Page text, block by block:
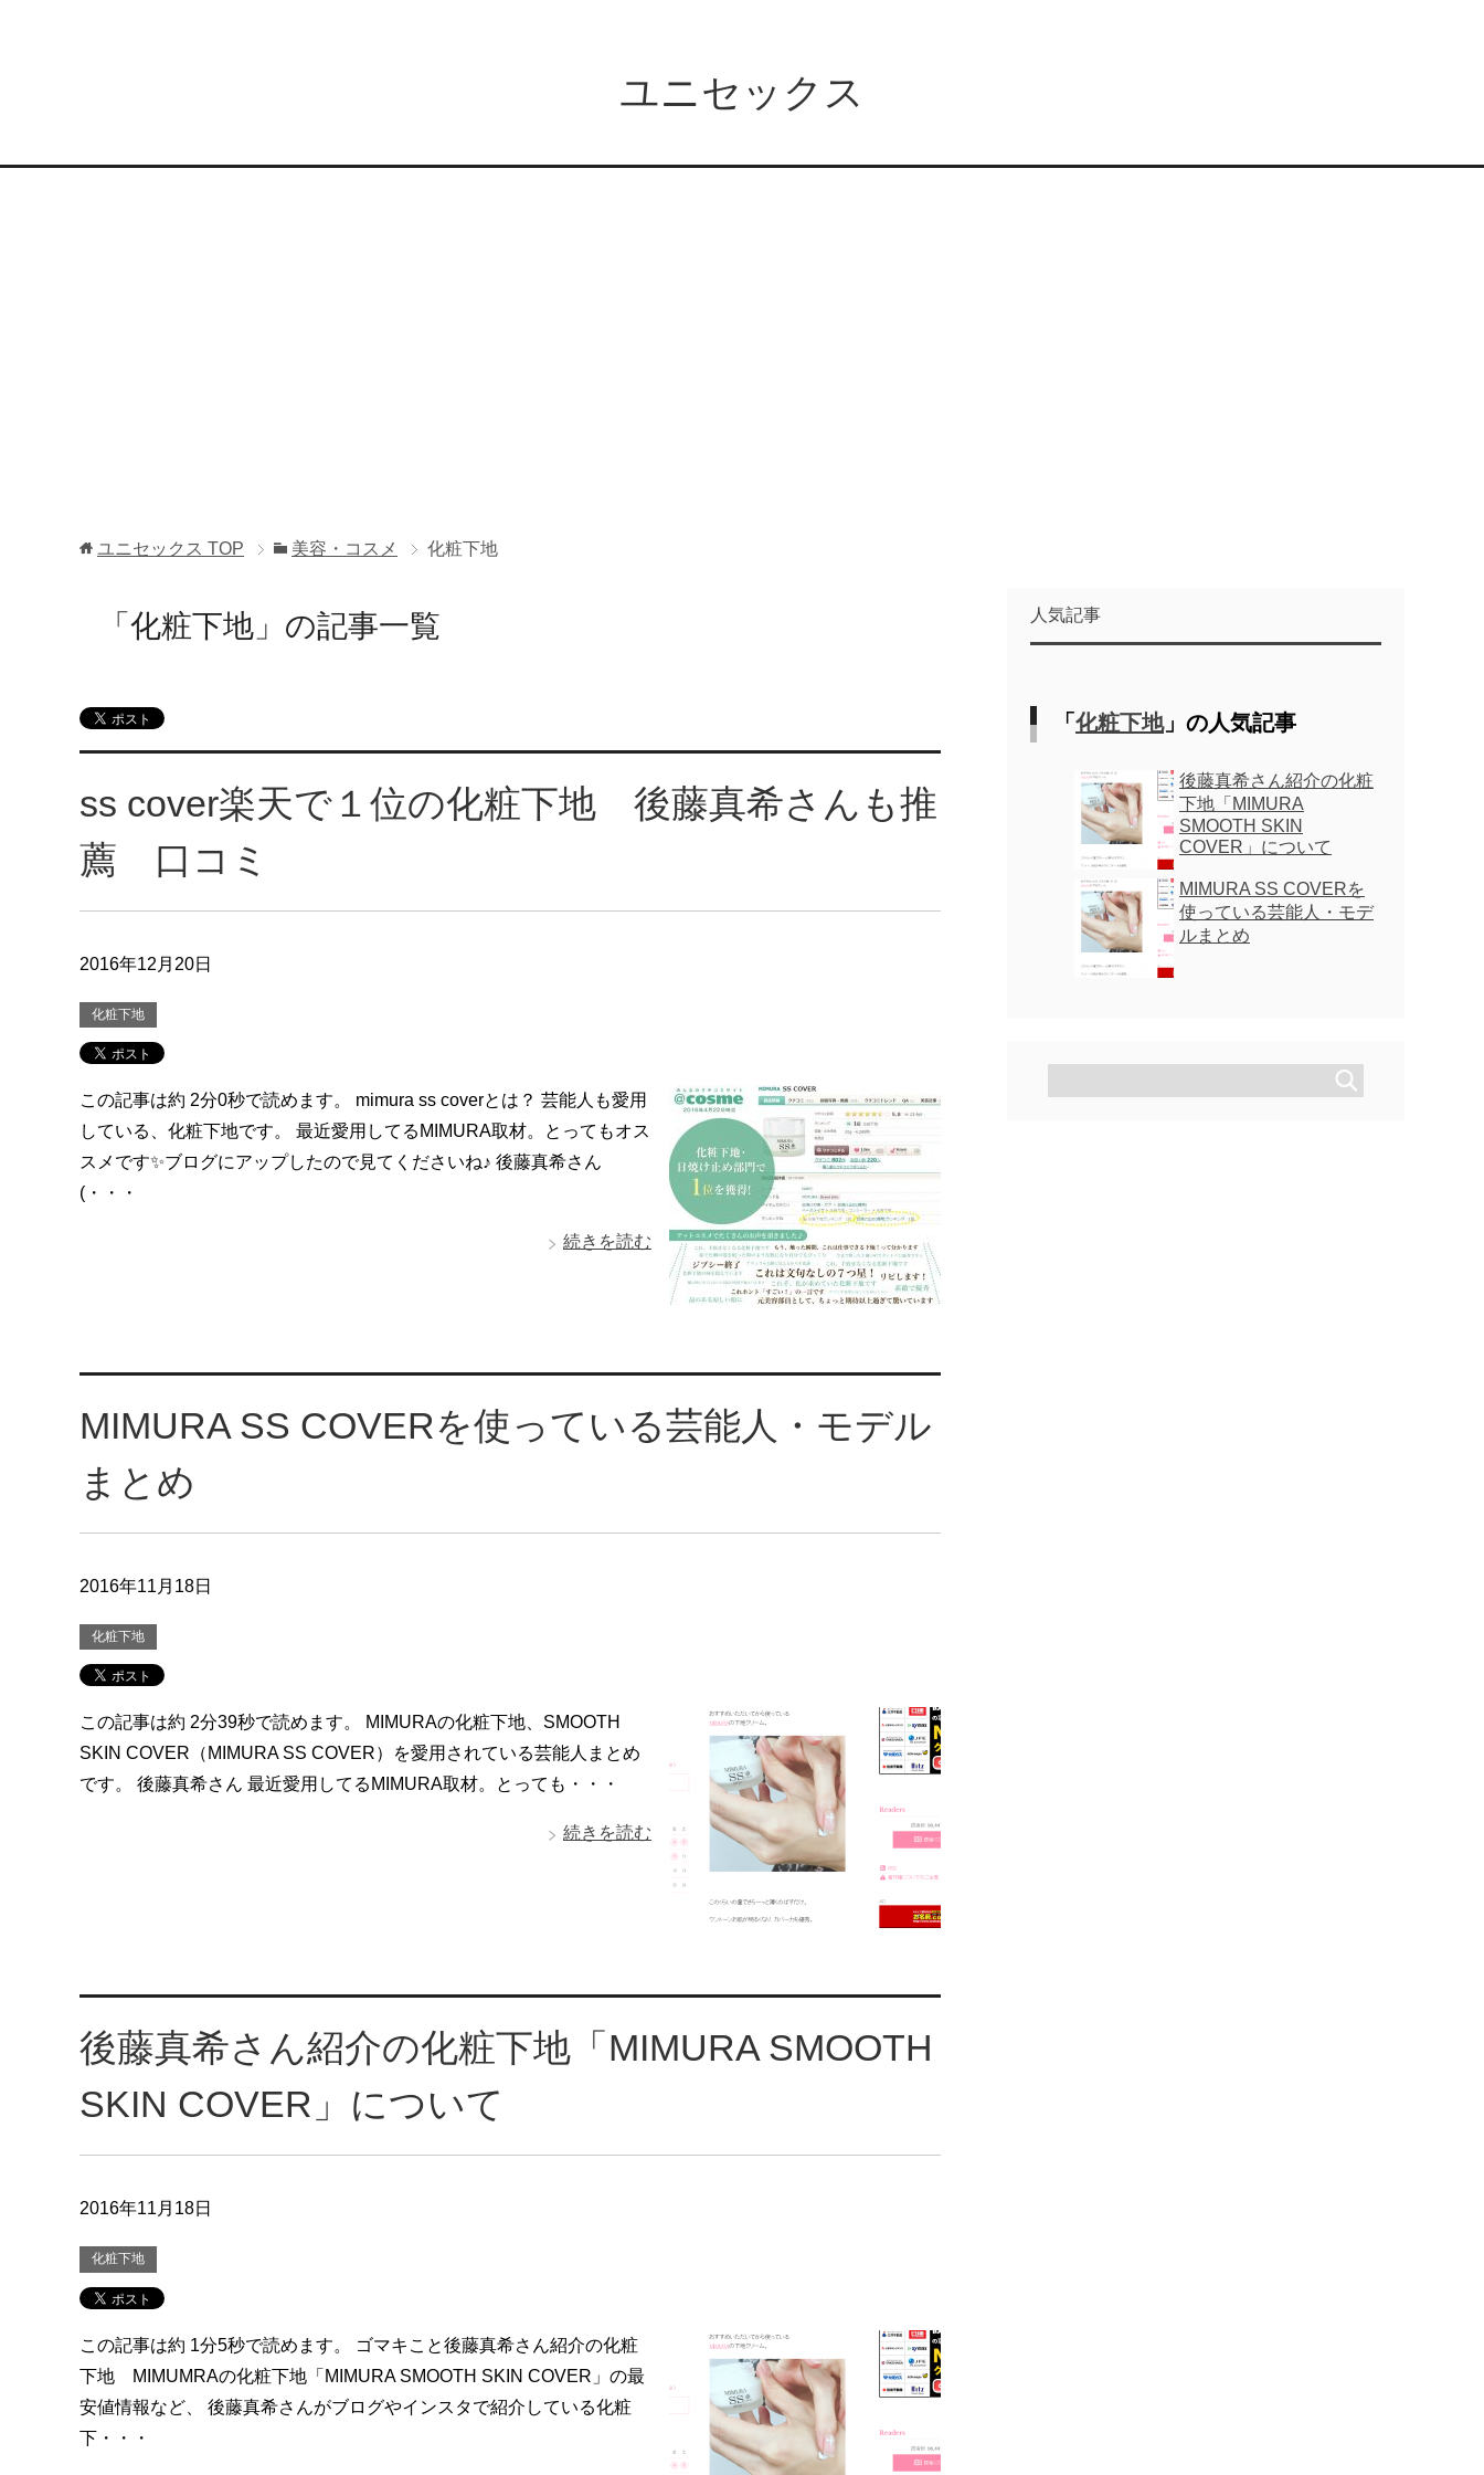
ユニセックス
ユニセックス TOP 美容・コスメ 化粧下地
「化粧下地」の記事一覧
ss cover楽天で１位の化粧下地 後藤真希さんも推
薦 口コミ
2016年12月20日
化粧下地
この記事は約 2分0秒で読めます。 mimura ss coverとは？ 芸能人も愛用
している、化粧下地です。 最近愛用してるMIMURA取材。とってもオス
スメです✨ブログにアップしたので見てくださいね♪ 後藤真希さん
(・・・
続きを読む
MIMURA SS COVERを使っている芸能人・モデル
まとめ
2016年11月18日
化粧下地
この記事は約 2分39秒で読めます。 MIMURAの化粧下地、SMOOTH
SKIN COVER（MIMURA SS COVER）を愛用されている芸能人まとめ
です。 後藤真希さん 最近愛用してるMIMURA取材。とっても・・・
続きを読む
後藤真希さん紹介の化粧下地「MIMURA SMOOTH
SKIN COVER」について
2016年11月18日
化粧下地
この記事は約 1分5秒で読めます。 ゴマキこと後藤真希さん紹介の化粧
下地 MIMUMRAの化粧下地「MIMURA SMOOTH SKIN COVER」の最
安値情報など、 後藤真希さんがブログやインスタで紹介している化粧
下・・・
人気記事
「 化粧下地」の人気記事
後藤真希さん紹介の化粧
下地「MIMURA
SMOOTH SKIN
COVER」について
MIMURA SS COVERを
使っている芸能人・モデ
ルまとめ